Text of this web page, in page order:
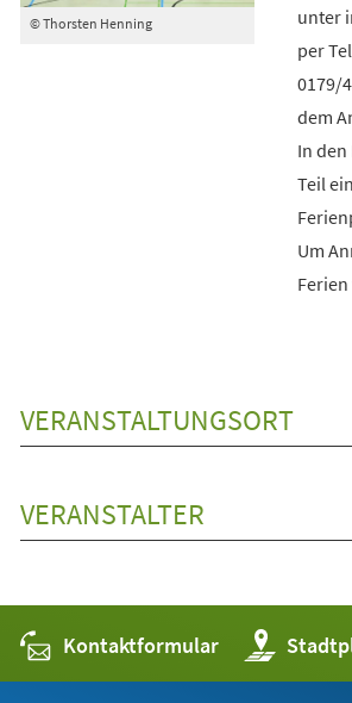
© Thorsten Henning
unter
per
0179/
dem
In
Teil ein
Um
VERANSTALTUNGSORT
VERANSTALTER
Kontaktformular (Öffnet
in
einem